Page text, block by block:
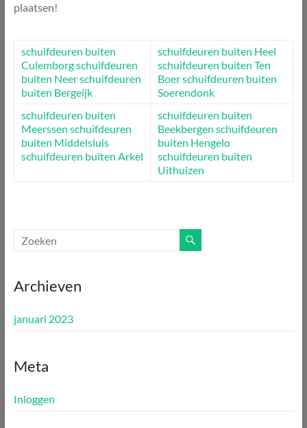
plaatsen!
schuifdeuren buiten
Culemborgschuifdeuren
buiten Neerschuifdeuren
buiten Bergeijk
schuifdeuren buiten Heel
schuifdeuren buiten Ten
Boerschuifdeuren buiten
Soerendonk
schuifdeuren buiten
Meerssen schuifdeuren
buiten Middelsluis
schuifdeuren buiten Arkel
schuifdeuren buiten
Beekbergen schuifdeuren
buiten Hengelo
schuifdeuren buiten
Uithuizen
Archieven
januari 2023
Meta
Inloggen